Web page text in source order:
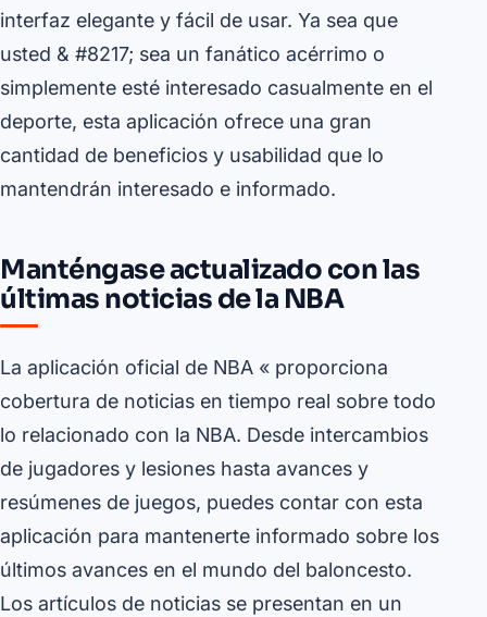
interfaz elegante y fácil de usar. Ya sea que
usted & #8217; sea un fanático acérrimo o
simplemente esté interesado casualmente en el
deporte, esta aplicación ofrece una gran
cantidad de beneficios y usabilidad que lo
mantendrán interesado e informado.
Manténgase actualizado con las
últimas noticias de la NBA
La aplicación oficial de NBA « proporciona
cobertura de noticias en tiempo real sobre todo
lo relacionado con la NBA. Desde intercambios
de jugadores y lesiones hasta avances y
resúmenes de juegos, puedes contar con esta
aplicación para mantenerte informado sobre los
últimos avances en el mundo del baloncesto.
Los artículos de noticias se presentan en un